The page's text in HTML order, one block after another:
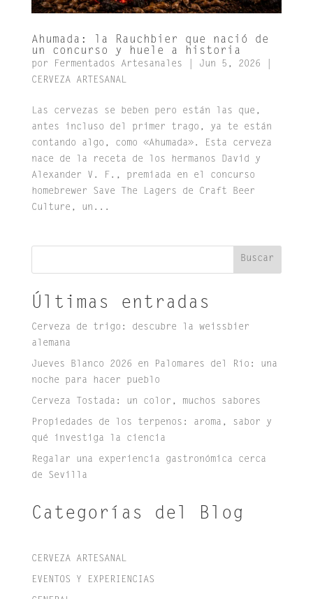
Ahumada: la Rauchbier que nació de
un concurso y huele a historia
por Fermentados Artesanales Jun 5, 2026
CERVEZA ARTESANAL
Las cervezas se beben pero están las que,
antes incluso del primer trago, ya te están
contando algo, como «Ahumada». Esta cerveza
nace de la receta de los hermanos David y
Alexander V. F., premiada en el concurso
homebrewer Save The Lagers de Craft Beer
Culture, un...
Buscar
Últimas entradas
Cerveza de trigo: descubre la weissbier
alemana
Jueves Blanco 2026 en Palomares del Río: una
noche para hacer pueblo
Cerveza Tostada: un color, muchos sabores
Propiedades de los terpenos: aroma, sabor y
qué investiga la ciencia
Regalar una experiencia gastronómica cerca
de Sevilla
Categorías del Blog
CERVEZA ARTESANAL
EVENTOS Y EXPERIENCIAS